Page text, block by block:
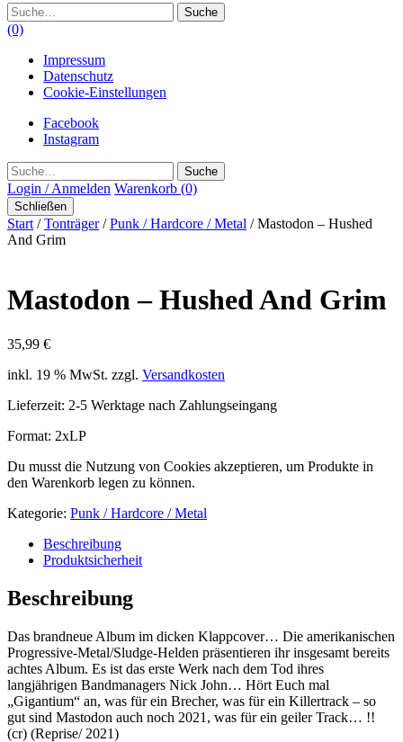
Suche
(0)
Impressum
Datenschutz
Cookie-Einstellungen
Facebook
Instagram
Suche
Login / Anmelden Warenkorb (0)
Schließen
Start /Tonträger/Punk / Hardcore / Metal / Mastodon – Hushed
And Grim
Mastodon – Hushed And Grim
35,99 €
inkl. 19 % MwSt. zzgl. Versandkosten
Lieferzeit: 2-5 Werktage nach Zahlungseingang
Format: 2xLP
Du musst die Nutzung von Cookies akzeptieren, um Produkte in
den Warenkorb legen zu können.
Kategorie: Punk / Hardcore / Metal
Beschreibung
Produktsicherheit
Beschreibung
Das brandneue Album im dicken Klappcover… Die amerikanischen
Progressive-Metal/Sludge-Helden präsentieren ihr insgesamt bereits
achtes Album. Es ist das erste Werk nach dem Tod ihres
langjährigen Bandmanagers Nick John… Hört Euch mal
„Gigantium“ an, was für ein Brecher, was für ein Killertrack – so
gut sind Mastodon auch noch 2021, was für ein geiler Track… !!
(cr) (Reprise/ 2021)